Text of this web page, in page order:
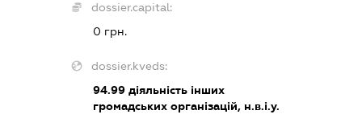
dossier.capital:
0 грн.
dossier.kveds:
94.99діяльність інших
громадських організацій, н.в.і.у.